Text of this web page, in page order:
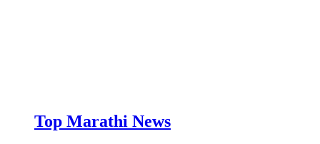
Top Marathi News